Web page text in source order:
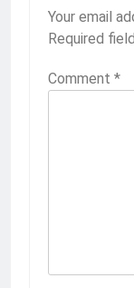
Your email
Required
Comment *